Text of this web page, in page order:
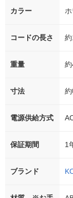
カラー ホ
コードの長さ
重量
寸法
電源供給方式
保証期間 1
ブランド